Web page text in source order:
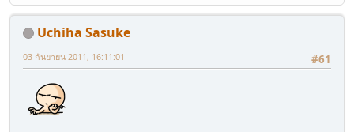
Uchiha Sasuke
#61
03 กันยายน 2011, 16:11:01